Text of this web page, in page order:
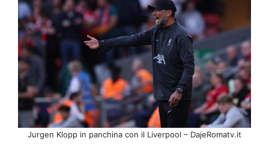
Jurgen Klopp in panchina con il Liverpool – DajeRomatv.it